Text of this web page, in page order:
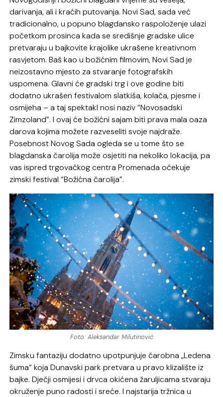
darivanja, ali i kraćih putovanja. Novi Sad, sada već
tradicionalno, u popuno blagdansko raspoloženje ulazi
početkom prosinca kada se središnje gradske ulice
pretvaraju u bajkovite krajolike ukrašene kreativnom
rasvjetom. Baš kao u božićnim filmovim, Novi Sad je
neizostavno mjesto za stvaranje fotografskih
uspomena. Glavni će gradski trg i ove godine biti
dodatno ukrašen festivalom slatkiša, kolača, pjesme i
osmijeha – a taj spektakl nosi naziv “Novosadski
Zimzoland”. I ovaj će božićni sajam biti prava mala oaza
darova kojima možete razveseliti svoje najdraže.
Posebnost Novog Sada ogleda se u tome što se
blagdanska čarolija može osjetiti na nekoliko lokacija, pa
vas ispred trgovačkog centra Promenada očekuje
zimski festival “Božićna čarolija”.
Foto: Aleksandar Milutinović
Zimsku fantaziju dodatno upotpunjuje čarobna „Ledena
šuma“ koja Dunavski park pretvara u pravo klizalište iz
bajke. Dječji osmijesi i drvca okićena žaruljicama stvaraju
okruženje puno radosti i sreće. I najstarija tržnica u